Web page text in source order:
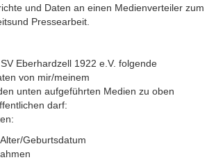
und Daten an einen Medienverteiler zum
Pressearbeit.
Eberhardzell 1922 e.V. folgende
von mir/meinem
unten aufgeführten Medien zu oben
darf:
Geburtsdatum